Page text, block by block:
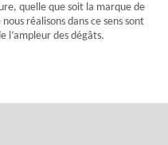
quelle que soit la marque de
réalisons dans ce sens sont
l’ampleur des dégâts.